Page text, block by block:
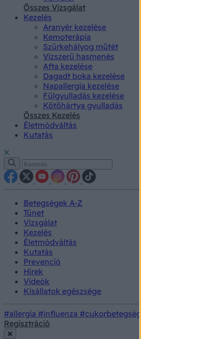
Összes Vizsgálat
Kezelés
Aranyér kezelése
Kemoterápia
Szürkehályog műtét
Vízszerű hasmenés
Afta kezelése
Dagadt boka kezelése
Napallergia kezelése
Fülgyulladás kezelése
Kötőhártya gyulladás
Összes Kezelés
Életmódváltás
Kutatás
Betegségek A-Z
Tünet
Vizsgálat
Kezelés
Életmódváltás
Kutatás
Prevenció
Hírek
Videók
Kisállatok egészsége
#allergia #influenza #cukorbetegség
Regisztráció